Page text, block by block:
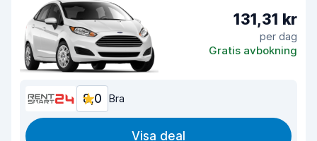
131,31 kr
per dag
Gratis avbokning
8,0 Bra
Visa deal